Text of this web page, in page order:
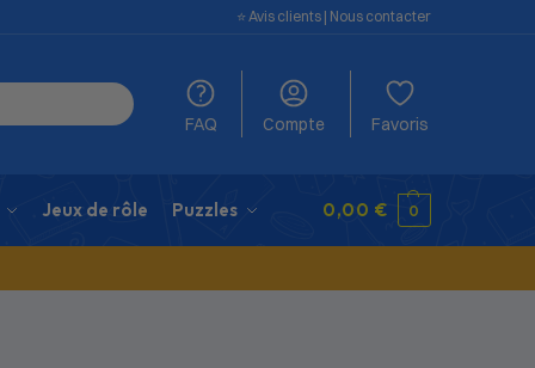
⭐️ Avis clients | Nous contacter
FAQ Compte Favoris
Jeux de rôle Puzzles 0,00 € 0